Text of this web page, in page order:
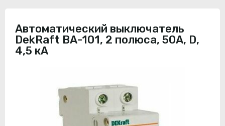
Автоматический выключатель
DekRaft ВА-101, 2 полюса, 50А, D,
4,5 кА